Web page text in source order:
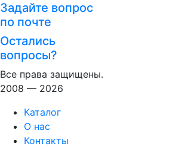
Задайте вопрос
по почте
Остались
вопросы?
Все права защищены.
2008 — 2026
Каталог
О нас
Контакты